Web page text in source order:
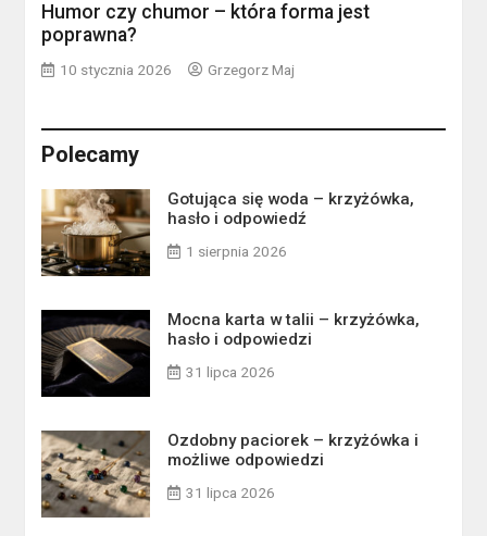
Humor czy chumor – która forma jest
poprawna?
10 stycznia 2026 Grzegorz Maj
Polecamy
Gotująca się woda – krzyżówka,
hasło i odpowiedź
1 sierpnia 2026
Mocna karta w talii – krzyżówka,
hasło i odpowiedzi
31 lipca 2026
Ozdobny paciorek – krzyżówka i
możliwe odpowiedzi
31 lipca 2026